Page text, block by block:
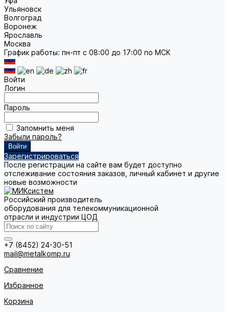
Ульяновск
Волгоград
Воронеж
Ярославль
Москва
График работы: пн-пт с 08:00 до 17:00 по МСК
Войти
Логин
Пароль
Запомнить меня
Забыли пароль?
Зарегистрироваться
После регистрации на сайте вам будет доступно
отслеживание состояния заказов, личный кабинет и другие
новые возможности
Российский производитель
оборудования для телекоммуникационной
отрасли и индустрии ЦОД
+7 (8452) 24-30-51
mail@metalkomp.ru
Сравнение
Избранное
Корзина